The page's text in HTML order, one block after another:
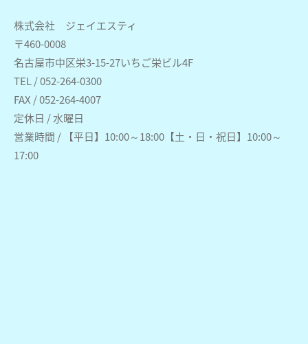
株式会社 ジェイエスティ
〒460-0008
名古屋市中区栄3-15-27いちご栄ビル4F
TEL / 052-264-0300
FAX / 052-264-4007
定休日 / 水曜日
営業時間 / 【平日】10:00～18:00【土・日・祝日】10:00～
17:00